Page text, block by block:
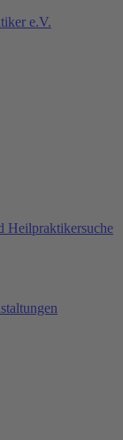
Heilpraktikersuche